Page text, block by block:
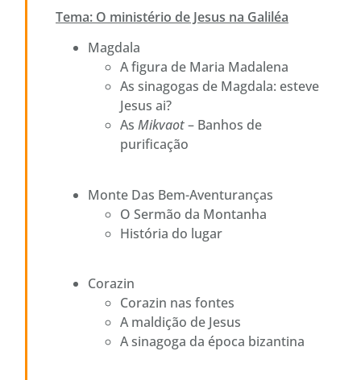
Tema: O ministério de Jesus na Galiléa
Magdala
A figura de Maria Madalena
As sinagogas de Magdala: esteve
Jesus ai?
As Mikvaot– Banhos de
purificação
Monte Das Bem-Aventuranças
O Sermão da Montanha
História do lugar
Corazin
Corazin nas fontes
A maldição de Jesus
A sinagoga da época bizantina